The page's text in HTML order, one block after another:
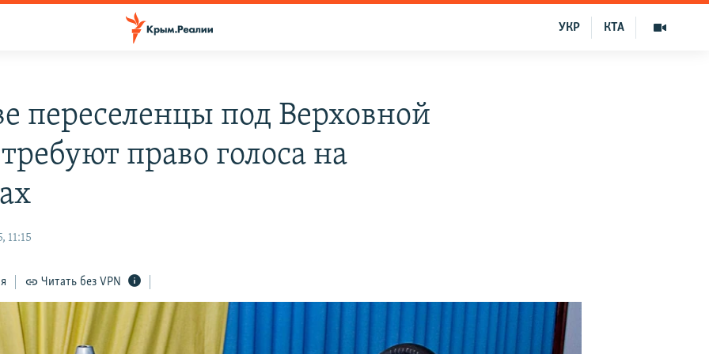
КТА
УКР
переселенцы под Верховной
право голоса на
11:15
Читать без VPN